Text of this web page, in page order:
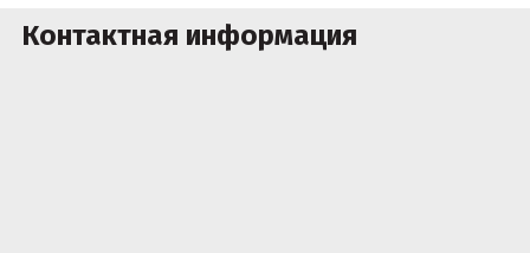
Контактная информация